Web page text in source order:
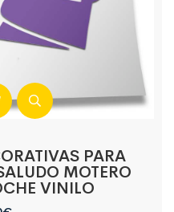
PARA
MOTERO
VINILO